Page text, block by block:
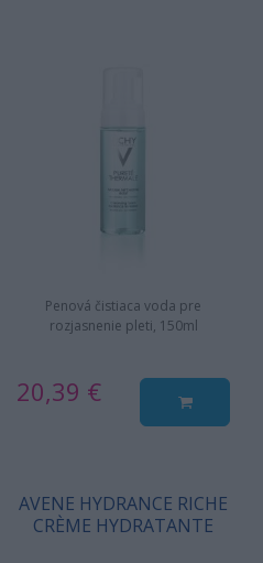
Penová čistiaca voda pre
rozjasnenie pleti, 150ml
20,39 €
AVENE HYDRANCE RICHE
CRÈME HYDRATANTE